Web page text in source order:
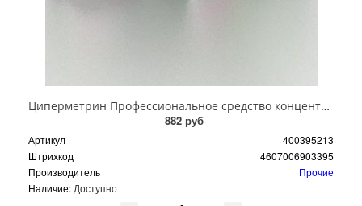
Циперметрин Профессиональное средство концентрат эмульсии 25% для уничтожения тараканов, мух,комаров, блох, клопов, муравьев, ос 50 мл
882 руб
Артикул
400395213
Штрихкод
4607006903395
Производитель
Прочие
Наличие: Доступно